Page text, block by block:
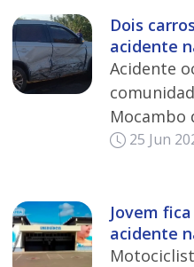
Dois
acidente
Acidente
Mocambo
25 Jun
Jovem
acidente